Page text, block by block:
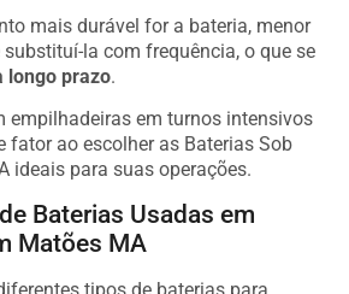
mais durável for a bateria, menor
la com frequência, o que se
longo prazo.
empilhadeiras em turnos intensivos
fator ao escolher as Baterias Sob
ideais para suas operações.
Baterias Usadas em
Matões MA